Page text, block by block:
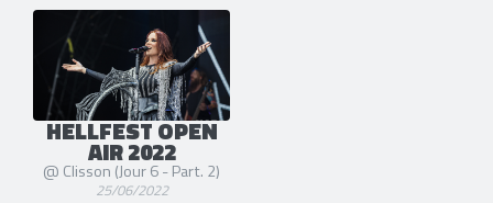
HELLFEST OPEN
AIR 2022
@ Clisson (Jour 6 - Part. 2)
25/06/2022